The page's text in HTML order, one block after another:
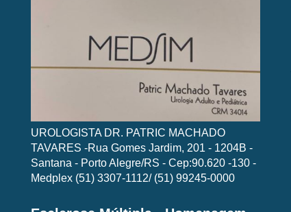
UROLOGISTA DR. PATRIC MACHADO
TAVARES -Rua Gomes Jardim, 201 - 1204B -
Santana - Porto Alegre/RS - Cep:90.620 -130 -
Medplex (51) 3307-1112/ (51) 99245-0000